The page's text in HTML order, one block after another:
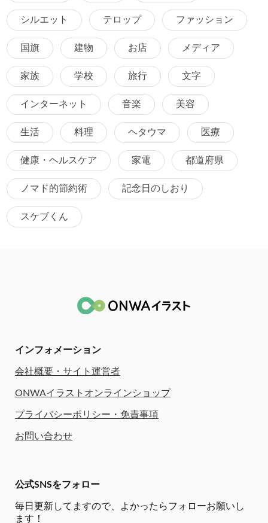
シルエット テロップ ファッション
国旗 建物 お店 メディア
家族 学校 旅行 文字
インターネット 音楽 美容
生活 料理 ヘタウマ 医療
健康・ヘルスケア 家電 都道府県
ノマド的節約術 記念日のしおり
スケブくん
インフォメーション
会社概要・サイト運営者
ONWAイラストオンラインショップ
プライバシーポリシー・免責事項
お問い合わせ
公式SNSをフォロー
毎日更新してますので、
よかったらフォローお願いし
ます！